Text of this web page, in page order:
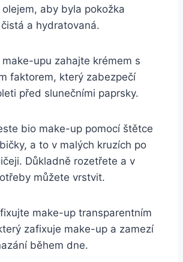
aby byla pokožka
⁣a​ hydratovaná.
make-upu zahajte⁤ krémem s
faktorem, který⁣ zabezpečí
před ‌slunečními paprsky.
bio make-up ⁣pomocí ⁣štětce
a to v ‌malých kruzích po
Důkladně rozetřete a v⁣
můžete ⁢vrstvit.
make-up transparentním‌
zafixuje make-up a zamezí
‌během‌ dne.